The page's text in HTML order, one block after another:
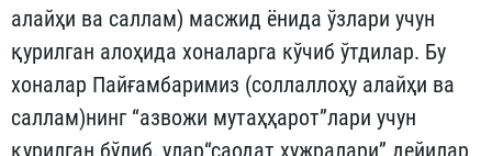
алайҳи ва саллам) масжид ёнида ўзлари учун
қурилган алоҳида хоналарга кўчиб ўтдилар. Бу
хоналар Пайғамбаримиз (соллаллоҳу алайҳи ва
саллам)нинг “аз­во­жи мутаҳҳарот”лари учун
қурилган бўлиб, улар“саодат ҳуж­рала­ри” дейилар